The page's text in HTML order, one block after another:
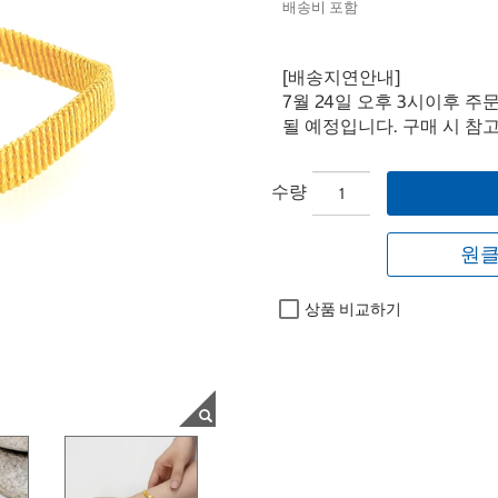
배송비 포함
[배송지연안내]
7월 24일 오후 3시이후 주
될 예정입니다. 구매 시 참
수량
원
상품 비교하기